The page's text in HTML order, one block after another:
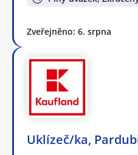
Zveřejněno: 6. srpna
Uklízeč/ka,